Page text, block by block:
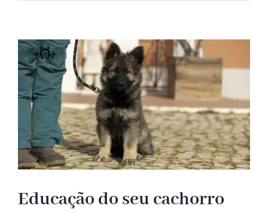
Educação do seu cachorro